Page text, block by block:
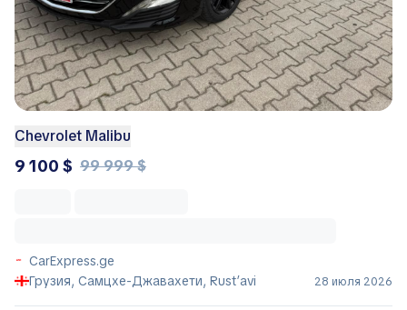
Chevrolet Malibu
9 100 $ 99 999 $
CarExpress.ge
Грузия, Самцхе-Джавахети, Rust’avi
28 июля 2026